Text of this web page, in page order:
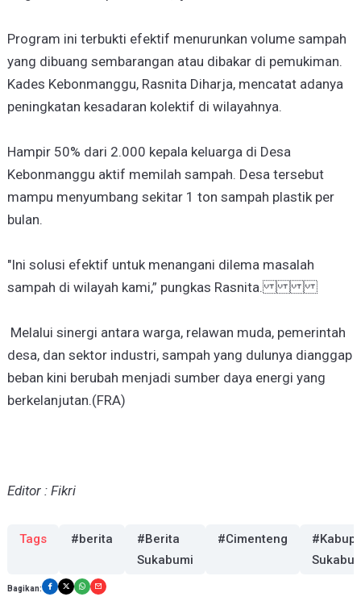
Program ini terbukti efektif menurunkan volume sampah
yang dibuang sembarangan atau dibakar di pemukiman.
Kades Kebonmanggu, Rasnita Diharja, mencatat adanya
peningkatan kesadaran kolektif di wilayahnya.
Hampir 50% dari 2.000 kepala keluarga di Desa
Kebonmanggu aktif memilah sampah. Desa tersebut
mampu menyumbang sekitar 1 ton sampah plastik per
bulan.
"Ini solusi efektif untuk menangani dilema masalah
sampah di wilayah kami,” pungkas Rasnita.
Melalui sinergi antara warga, relawan muda, pemerintah
desa, dan sektor industri, sampah yang dulunya dianggap
beban kini berubah menjadi sumber daya energi yang
berkelanjutan.(FRA)
Editor : Fikri
Tags #berita
#Berita
Sukabumi
#Cimenteng
Bagikan: